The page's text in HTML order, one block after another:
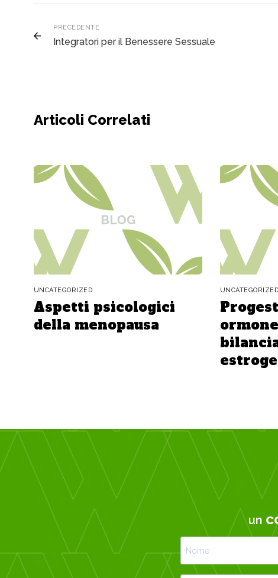
PRECEDENTE
Integratori per il Benessere Sessuale
Articoli Correlati
UNCATEGORIZED
Aspetti psicologici
della menopausa
UNCATEGORIZED
un